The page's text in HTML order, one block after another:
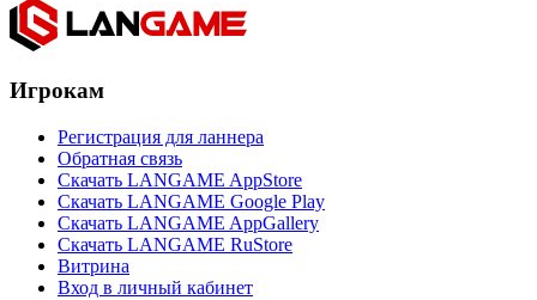
Игрокам
Регистрация для ланнера
Обратная связь
Скачать LANGAME AppStore
Скачать LANGAME Google Play
Скачать LANGAME AppGallery
Скачать LANGAME RuStore
Витрина
Вход в личный кабинет